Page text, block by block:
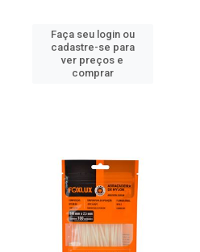
Faça seu login ou
cadastre-se para
ver preços e
comprar